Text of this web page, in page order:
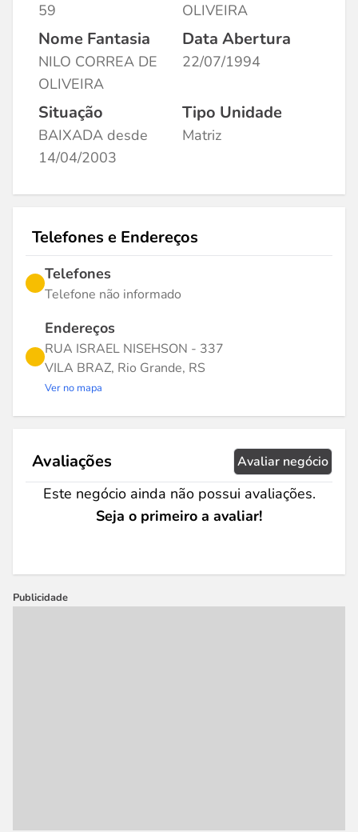
59
OLIVEIRA
Nome Fantasia
NILO CORREA DE
OLIVEIRA
Data Abertura
22/07/1994
Situação
BAIXADA desde
14/04/2003
Tipo Unidade
Matriz
Telefones e Endereços
Telefones
Telefone não informado
Endereços
RUA ISRAEL NISEHSON - 337
VILA BRAZ, Rio Grande, RS
Ver no mapa
Avaliações Avaliar negócio
Este negócio ainda não possui avaliações.
Seja o primeiro a avaliar!
Publicidade